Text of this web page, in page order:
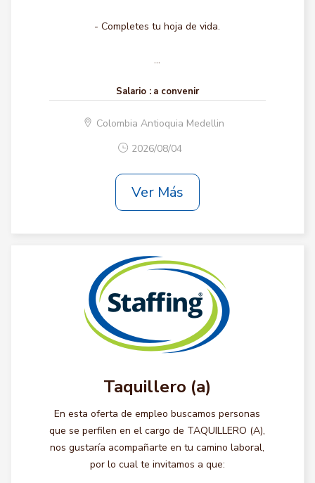
- Completes tu hoja de vida.
...
Salario : a convenir
Colombia Antioquia Medellin
2026/08/04
Ver Más
Taquillero (a)
En esta oferta de empleo buscamos personas
que se perfilen en el cargo de TAQUILLERO (A),
nos gustaría acompañarte en tu camino laboral,
por lo cual te invitamos a que: